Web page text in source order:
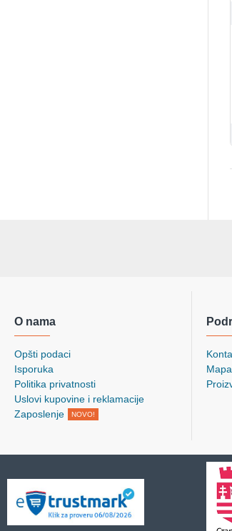
O nama
Opšti podaci
Isporuka
Politika privatnosti
Uslovi kupovine i reklamacije
Zaposlenje
NOVO!